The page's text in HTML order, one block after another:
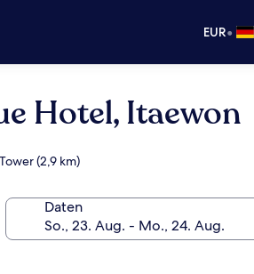
EUR•
Hotel, Itaewon
(2,9 km)
Daten